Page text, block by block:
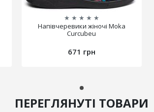
★ ★ ★ ★ ★
Напівчеревики жіночі Moka
Curcubeu
671 грн
ПЕРЕГЛЯНУТІ ТОВАРИ